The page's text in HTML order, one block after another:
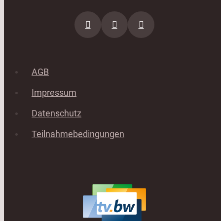
AGB
Impressum
Datenschutz
Teilnahmebedingungen